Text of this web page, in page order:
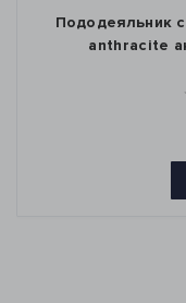
Пододеяльник
anthracite